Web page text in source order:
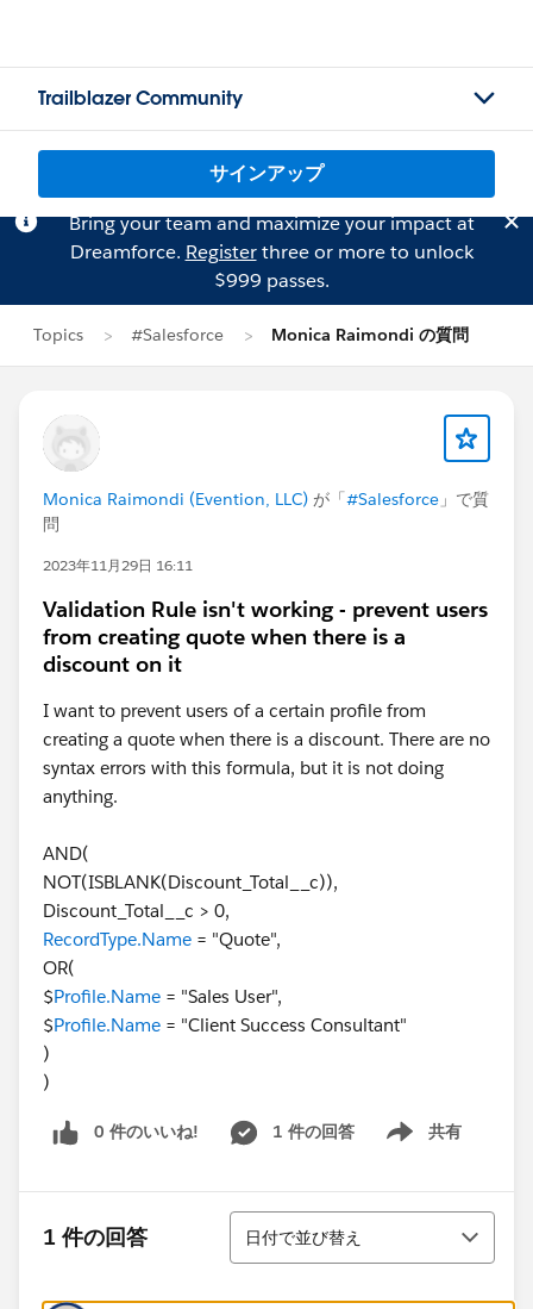
Trailblazer Community
サインアップ
Bring your team and maximize your impact at
Dreamforce. Registerthree or more to unlock
$999 passes.
Topics #Salesforce Monica Raimondi の質問
Monica Raimondi (Evention, LLC) が「#Salesforce 」で質
問
2023年11月29日 16:11
Validation Rule isn't working - prevent users
from creating quote when there is a
discount on it
I want to prevent users of a certain profile from
creating a quote when there is a discount. There are no
syntax errors with this formula, but it is not doing
anything.
AND(
NOT(ISBLANK(Discount_Total__c)),
Discount_Total__c > 0,
RecordType.Name = "Quote",
OR(
$Profile.Name = "Sales User",
$Profile.Name = "Client Success Consultant"
)
)
0 件のいいね! 1 件の回答 共有
Show menu
1 件の回答
並び替え
日付で並び替え